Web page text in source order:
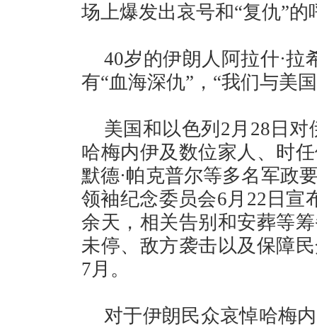
场上爆发出哀号和“复仇”的
40岁的伊朗人阿拉什·
有“血海深仇”，“我们与美
美国和以色列2月28日
哈梅内伊及数位家人、时
默德·帕克普尔等多名军政
领袖纪念委员会6月22日宣
余天，相关告别和安葬等
未停、敌方袭击以及保障
7月。
对于伊朗民众哀悼哈梅